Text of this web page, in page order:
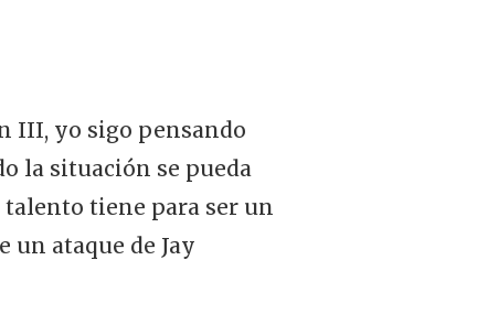
III, yo sigo pensando
la situación se pueda
talento tiene para ser un
un ataque de Jay